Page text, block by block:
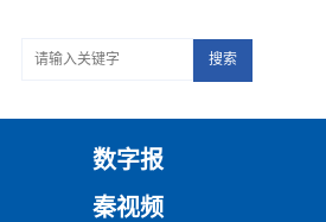
搜索
数字报
秦视频